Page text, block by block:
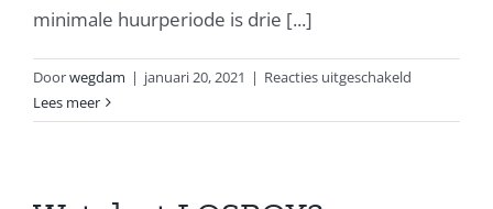
minimale huurperiode is drie [...]
Doorwegdam | januari 20, 2021 | Reacties uitgeschakeld
is
Lees meer